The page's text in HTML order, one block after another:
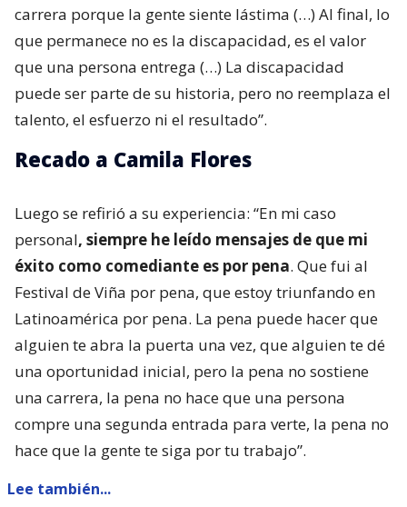
carrera porque la gente siente lástima (…) Al final, lo
que permanece no es la discapacidad, es el valor
que una persona entrega (…) La discapacidad
puede ser parte de su historia, pero no reemplaza el
talento, el esfuerzo ni el resultado”.
Recado a Camila Flores
Luego se refirió a su experiencia: “En mi caso
personal, siempre he leído mensajes de que mi
éxito como comediante es por pena. Que fui al
Festival de Viña por pena, que estoy triunfando en
Latinoamérica por pena. La pena puede hacer que
alguien te abra la puerta una vez, que alguien te dé
una oportunidad inicial, pero la pena no sostiene
una carrera, la pena no hace que una persona
compre una segunda entrada para verte, la pena no
hace que la gente te siga por tu trabajo”.
Lee también...